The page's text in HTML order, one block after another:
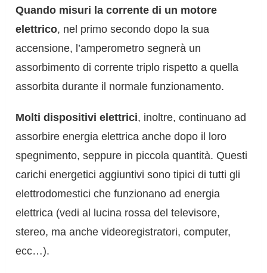
Quando misuri la corrente di un motore
elettrico, nel primo secondo dopo la sua
accensione, l’amperometro segnerà un
assorbimento di corrente triplo rispetto a quella
assorbita durante il normale funzionamento.
Molti dispositivi elettrici, inoltre, continuano ad
assorbire energia elettrica anche dopo il loro
spegnimento, seppure in piccola quantità. Questi
carichi energetici aggiuntivi sono tipici di tutti gli
elettrodomestici che funzionano ad energia
elettrica (vedi al lucina rossa del televisore,
stereo, ma anche videoregistratori, computer,
ecc…).